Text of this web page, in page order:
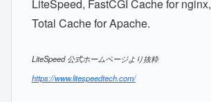
LiteSpeed, FastCGI Cache for
Total Cache for Apache.
LiteSpeed 公式ホームページより抜粋
https://www.litespeedtech.com/